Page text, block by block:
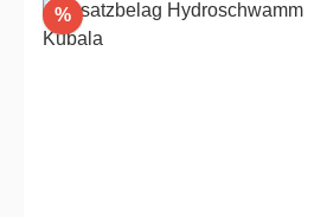
%Rabatt